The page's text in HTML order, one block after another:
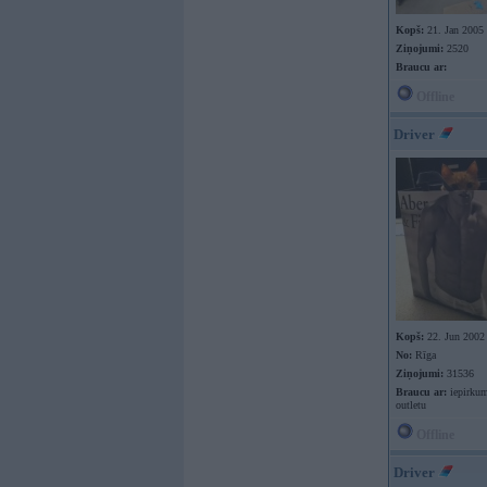
Kopš: 21. Jan 2005
Ziņojumi: 2520
Braucu ar:
Driver
Kopš: 22. Jun 2002
No: Rīga
Ziņojumi: 31536
Braucu ar:
outletu
Driver